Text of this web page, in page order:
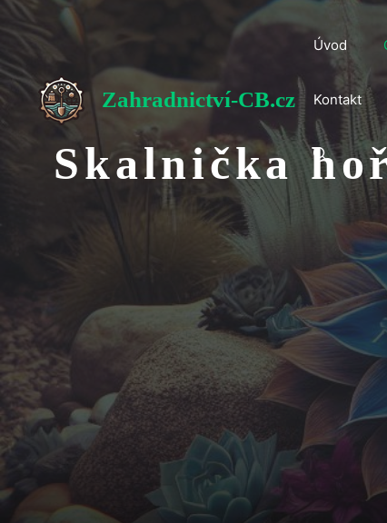
Přeskočit
na
obsah
Zahradnictví-CB.cz
Úvod
Kontakt
Skalnička